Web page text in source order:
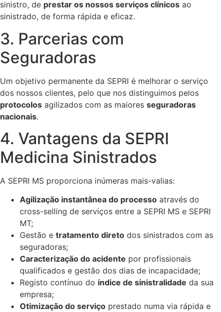
sinistro, de prestar os nossos serviços clínicos ao
sinistrado, de forma rápida e eficaz.
3. Parcerias com
Seguradoras
Um objetivo permanente da SEPRI é melhorar o serviço
dos nossos clientes, pelo que nos distinguimos pelos
protocolos agilizados com as maiores seguradoras
nacionais.
4. Vantagens da SEPRI
Medicina Sinistrados
A SEPRI MS proporciona inúmeras mais-valias:
Agilização instantânea do processo através do
cross-selling de serviços entre a SEPRI MS e SEPRI
MT;
Gestão e tratamento direto dos sinistrados com as
seguradoras;
Caracterização do acidente por profissionais
qualificados e gestão dos dias de incapacidade;
Registo contínuo do índice de sinistralidade da sua
empresa;
Otimização do serviço prestado numa via rápida e